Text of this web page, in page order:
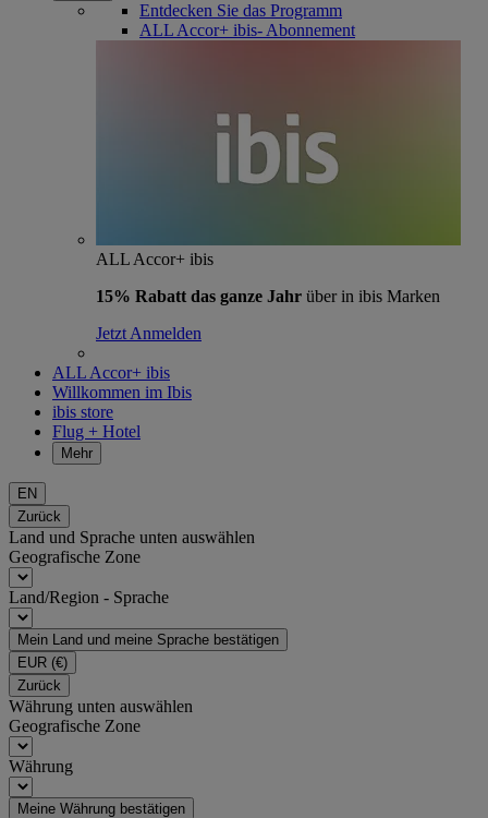
Entdecken Sie das Programm
ALL Accor+ ibis- Abonnement
ALL Accor+ ibis
15% Rabatt das ganze Jahr über in ibis Marken
Jetzt Anmelden
ALL Accor+ ibis
Willkommen im Ibis
ibis store
Flug + Hotel
Mehr
EN
Zurück
Land und Sprache unten auswählen
Geografische Zone
Land/Region - Sprache
Mein Land und meine Sprache bestätigen
EUR (€)
Zurück
Währung unten auswählen
Geografische Zone
Währung
Meine Währung bestätigen